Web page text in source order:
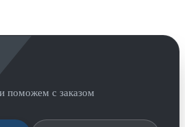
поможем с заказом